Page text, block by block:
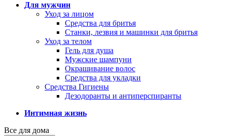
Для мужчин
Уход за лицом
Средства для бритья
Станки, лезвия и машинки для бритья
Уход за телом
Гель для душа
Мужские шампуни
Окрашивание волос
Средства для укладки
Средства Гигиены
Дезодоранты и антиперспиранты
Интимная жизнь
Все для дома